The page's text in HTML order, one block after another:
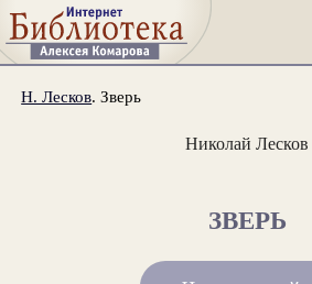
Н. Лесков. Зверь
Николай Лесков
ЗВЕРЬ